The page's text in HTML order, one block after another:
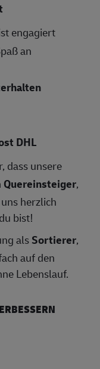
engagiert
an
DHL
dass unsere
Quereinsteiger,
herzlich
bist!
alsSortierer,
auf den
Lebenslauf.